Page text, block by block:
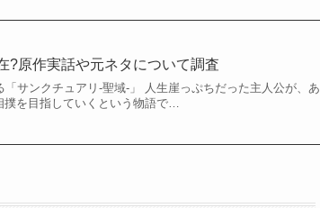
?原作実話や元ネタについて調査
サンクチュアリ-聖域-」 人生崖っぷちだった主人公が、あ
撲を目指していくという物語で…